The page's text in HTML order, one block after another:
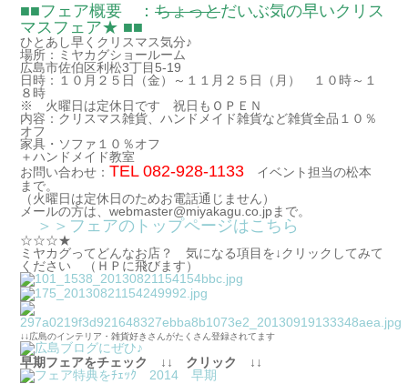
■■フェア概要 ： ちょっとだいぶ気の早いクリス
マスフェア★ ■■
ひとあし早くクリスマス気分♪
場所：ミヤカグショールーム
広島市佐伯区利松3丁目5-19
日時：１０月２５日（金）～１１月２５日（月） １０時～１
８時
※ 火曜日は定休日です 祝日もＯＰＥＮ
内容：クリスマス雑貨、ハンドメイド雑貨など雑貨全品１０％
オフ
家具・ソファ１０％オフ
＋ハンドメイド教室
お問い合わせ： TEL 082-928-1133 イベント担当の松本
まで。
（火曜日は定休日のためお電話通じません）
メールの方は、webmaster@miyakagu.co.jpまで。
＞＞フェアのトップページはこちら
☆☆☆★
ミヤカグってどんなお店？ 気になる項目を↓クリックしてみて
ください （ＨＰに飛びます）
↓↓広島のインテリア・雑貨好きさんがたくさん登録されてます
早期フェアをチェック ↓↓ クリック ↓↓